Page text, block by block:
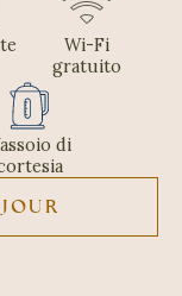
Wi-Fi
gratuito
di